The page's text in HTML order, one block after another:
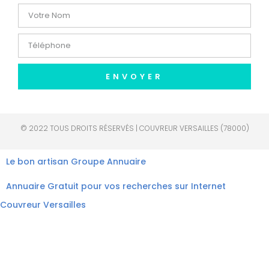
ENVOYER
© 2022 TOUS DROITS RÉSERVÉS | COUVREUR VERSAILLES (78000)
Le bon artisan Groupe Annuaire
Annuaire Gratuit pour vos recherches sur Internet
Couvreur Versailles